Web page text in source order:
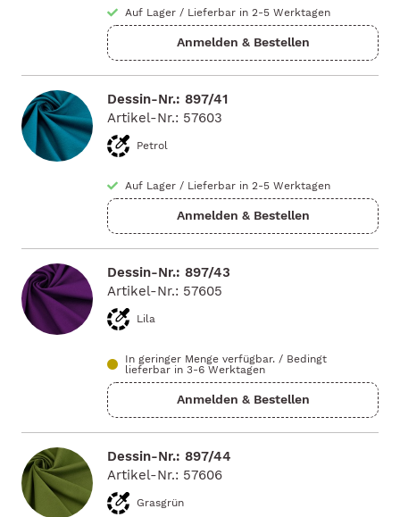
Auf Lager / Lieferbar in 2-5 Werktagen
Dessin-Nr.: 897/41
Artikel-Nr.: 57603
Petrol
Auf Lager / Lieferbar in 2-5 Werktagen
Dessin-Nr.: 897/43
Artikel-Nr.: 57605
Lila
In geringer Menge verfügbar. / Bedingt
lieferbar in 3-6 Werktagen
Dessin-Nr.: 897/44
Artikel-Nr.: 57606
Grasgrün